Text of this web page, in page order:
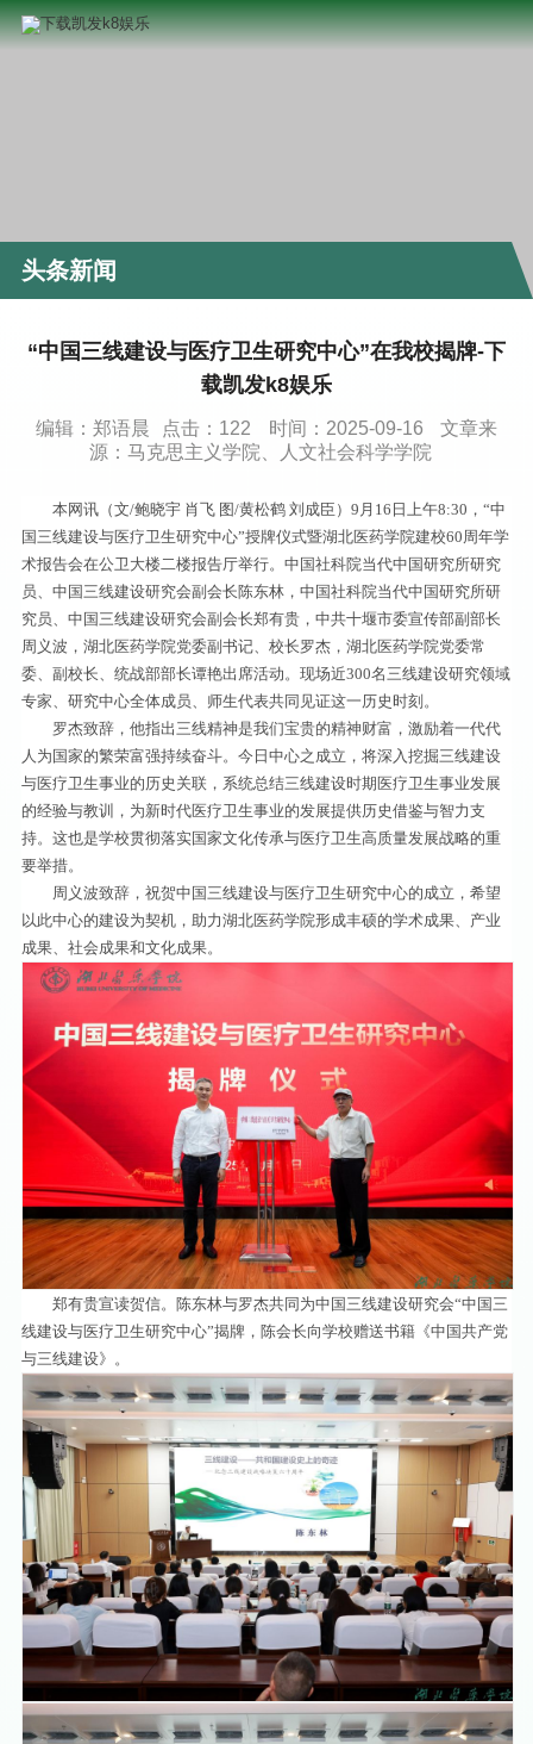
头条新闻
“中国三线建设与医疗卫生研究中心”在我校揭牌-下
载凯发k8娱乐
编辑：郑语晨 点击： 122 时间：2025-09-16
文章来
源：马克思主义学院、人文社会科学学院
本网讯（文/鲍晓宇 肖飞 图/黄松鹤 刘成臣）9月16日上午8:30，“中
国三线建设与医疗卫生研究中心”授牌仪式暨湖北医药学院建校60周年学
术报告会在公卫大楼二楼报告厅举行。中国社科院当代中国研究所研究
员、中国三线建设研究会副会长陈东林，中国社科院当代中国研究所研
究员、中国三线建设研究会副会长郑有贵，中共十堰市委宣传部副部长
周义波，湖北医药学院党委副书记、校长罗杰，湖北医药学院党委常
委、副校长、统战部部长谭艳出席活动。现场近300名三线建设研究领域
专家、研究中心全体成员、师生代表共同见证这一历史时刻。
罗杰致辞，他指出三线精神是我们宝贵的精神财富，激励着一代代
人为国家的繁荣富强持续奋斗。今日中心之成立，将深入挖掘三线建设
与医疗卫生事业的历史关联，系统总结三线建设时期医疗卫生事业发展
的经验与教训，为新时代医疗卫生事业的发展提供历史借鉴与智力支
持。这也是学校贯彻落实国家文化传承与医疗卫生高质量发展战略的重
要举措。
周义波致辞，祝贺中国三线建设与医疗卫生研究中心的成立，希望
以此中心的建设为契机，助力湖北医药学院形成丰硕的学术成果、产业
成果、社会成果和文化成果。
郑有贵宣读贺信。陈东林与罗杰共同为中国三线建设研究会“中国三
线建设与医疗卫生研究中心”揭牌，陈会长向学校赠送书籍《中国共产党
与三线建设》。